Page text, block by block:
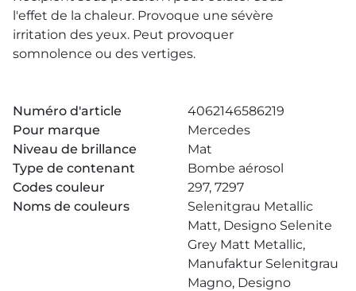
l'effet de la chaleur. Provoque une sévère
irritation des yeux. Peut provoquer
somnolence ou des vertiges.
Numéro d'article
4062146586219
Pour marque
Mercedes
Niveau de brillance
Mat
Type de contenant
Bombe aérosol
Codes couleur
297, 7297
Noms de couleurs
Selenitgrau Metallic
Matt, Designo Selenite
Grey Matt Metallic,
Manufaktur Selenitgrau
Magno, Designo